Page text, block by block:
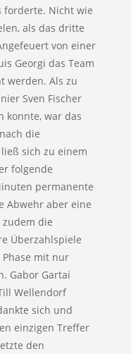
forderte. Nicht wie
als das dritte
von einer
Georgi das Team
werden. Als zu
Sven Fischer
konnte, war das
die
sich zu einem
folgende
permanente
Abwehr aber eine
die
Überzahlspiele
mit nur
Gabor Gartai
Wellendorf
sich und
einzigen Treffer
den